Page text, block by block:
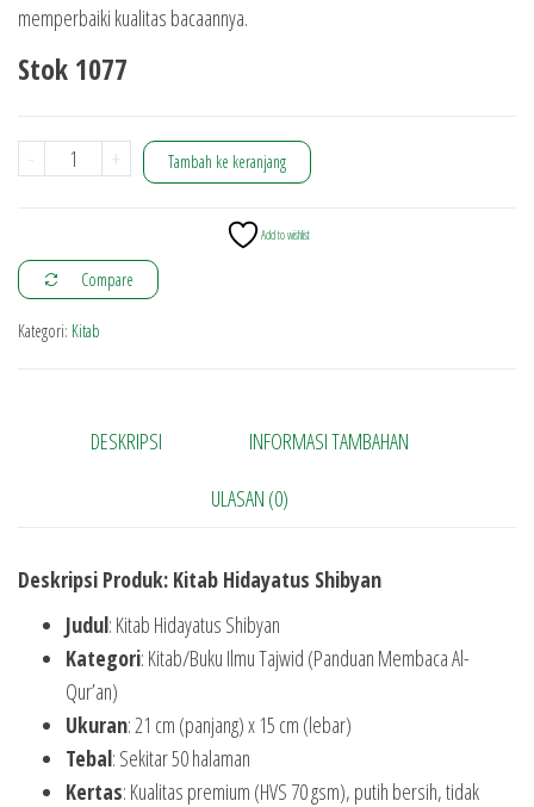
memperbaiki kualitas bacaannya.
Stok 1077
-
Kuantitas
RMI
+ Tambah ke keranjang
Add to wishlist
Compare
Kategori: Kitab
DESKRIPSI
INFORMASI TAMBAHAN
ULASAN (0)
Deskripsi Produk: Kitab Hidayatus Shibyan
Judul: Kitab Hidayatus Shibyan
Kategori: Kitab/Buku Ilmu Tajwid (Panduan Membaca Al-
Qur’an)
Ukuran: 21 cm (panjang) x 15 cm (lebar)
Tebal: Sekitar 50 halaman
Kertas: Kualitas premium (HVS 70 gsm), putih bersih, tidak